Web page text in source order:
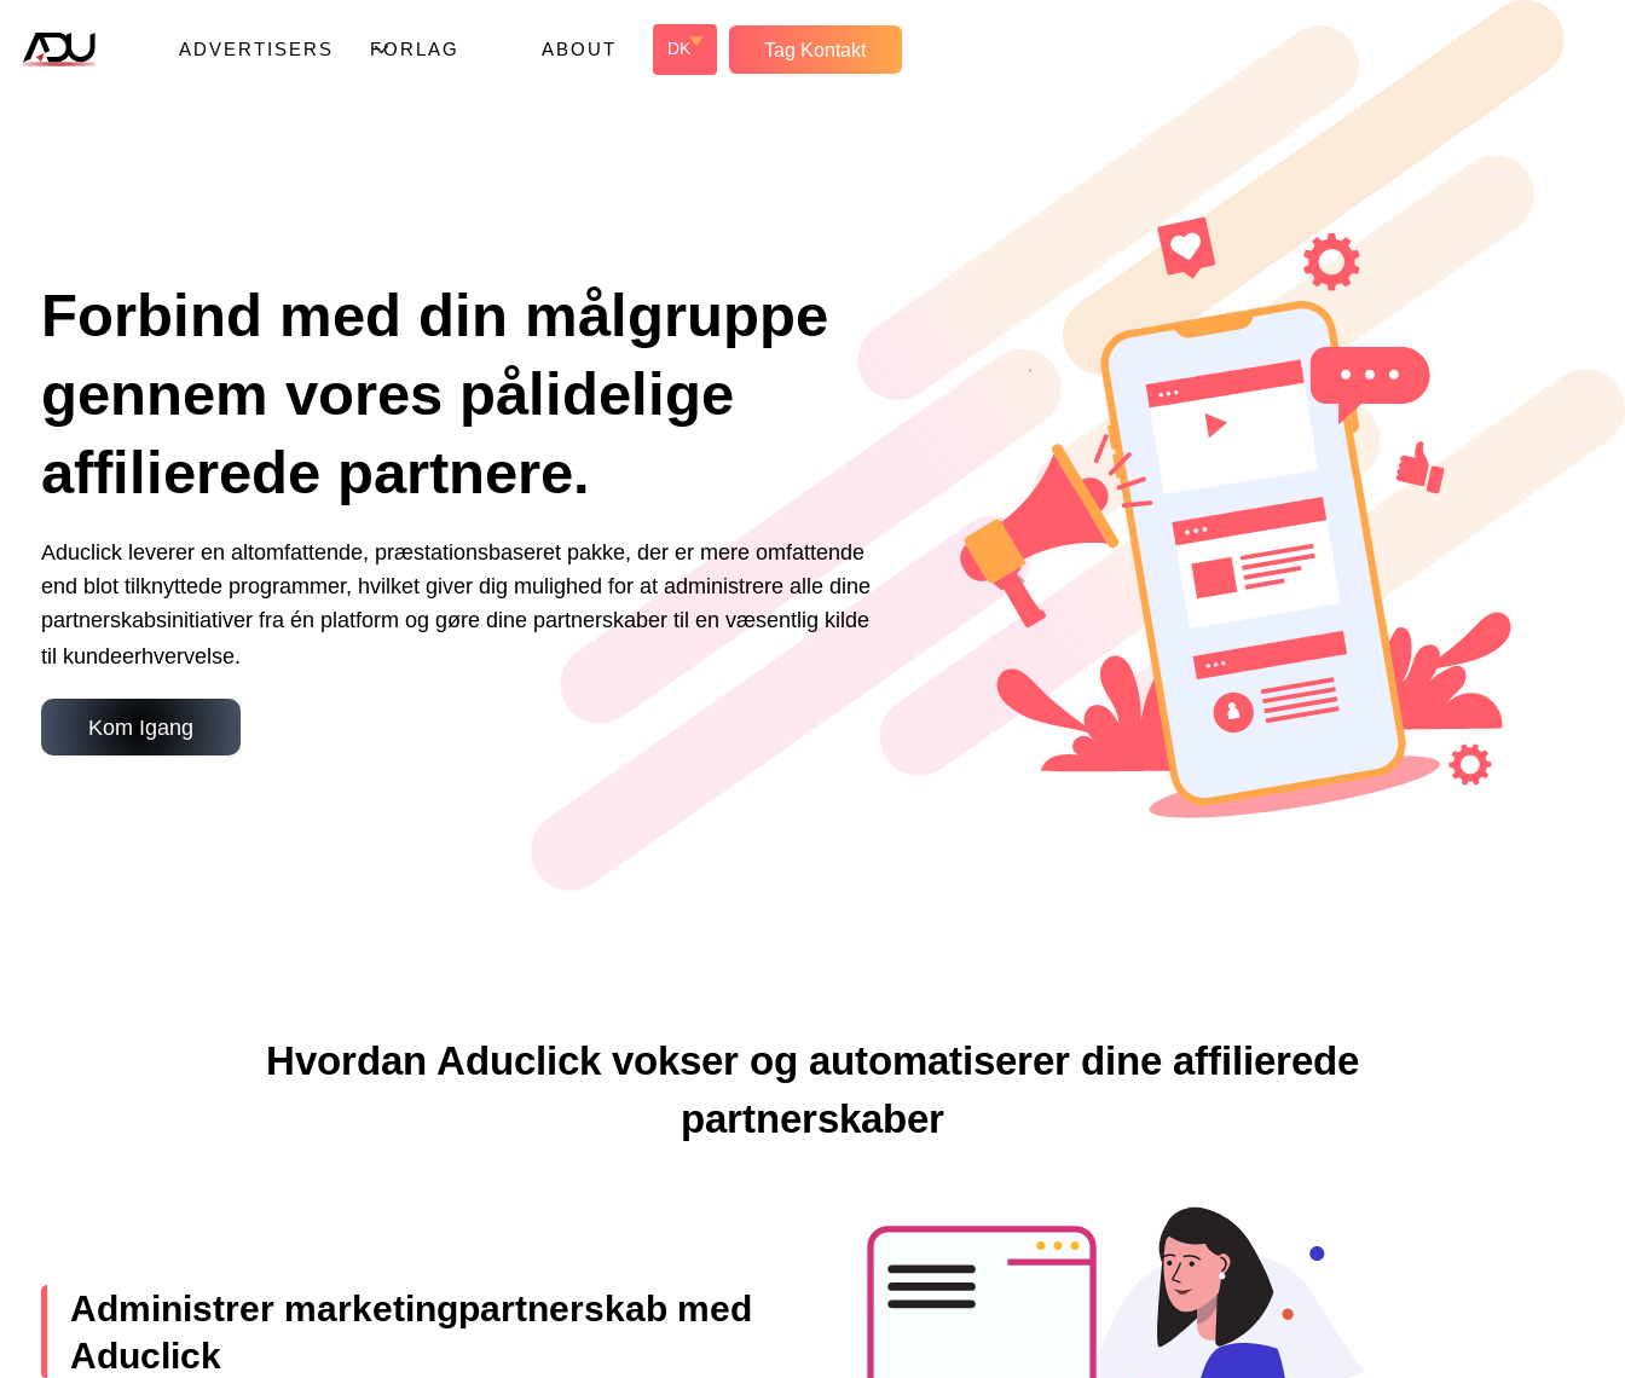
ADVERTISERS FORLAG ABOUT DK Tag Kontakt
Forbind med din målgruppe
gennem vores pålidelige
affilierede partnere.
Aduclick leverer en altomfattende, præstationsbaseret pakke, der er mere omfattende
end blot tilknyttede programmer, hvilket giver dig mulighed for at administrere alle dine
partnerskabsinitiativer fra én platform og gøre dine partnerskaber til en væsentlig kilde
til kundeerhvervelse.
Kom Igang
Hvordan Aduclick vokser og automatiserer dine affilierede
partnerskaber
Administrer marketingpartnerskab med
Aduclick